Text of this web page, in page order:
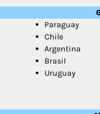
Paraguay
Chile
Argentina
Brasil
Uruguay